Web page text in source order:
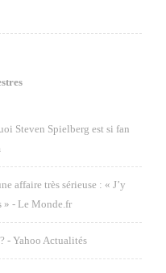
Steven Spielberg est si fan
affaire très sérieuse : « J’y
» - Le Monde.fr
- Yahoo Actualités